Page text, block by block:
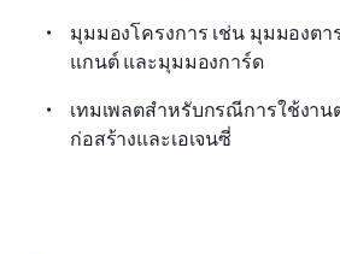
มุมมองโครงการ เช่น มุมมองต
แกนต์ และมุมมองการ์ด
เทมเพลตสำหรับกรณีการใช้งาน
ก่อสร้างและเอเจนซี่